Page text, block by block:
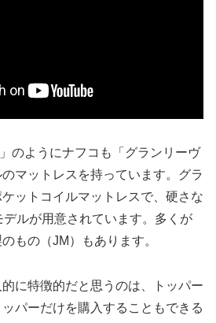
のようにナフコも「グランリーヴ
マットレスを持っています。グラ
ットコイルマットレスで、硬さな
ルが用意されています。多くが
もの（JM）もあります。
に特徴的だと思うのは、トッパー
パーだけを購入することもできる